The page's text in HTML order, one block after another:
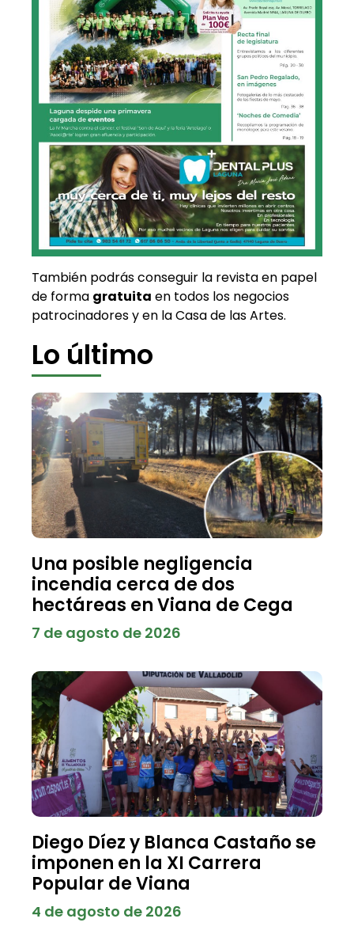
También podrás conseguir la revista en papel
de forma gratuita en todos los negocios
patrocinadores y en la Casa de las Artes.
Lo último
Una posible negligencia
incendia cerca de dos
hectáreas en Viana de Cega
7 de agosto de 2026
Diego Díez y Blanca Castaño se
imponen en la XI Carrera
Popular de Viana
4 de agosto de 2026